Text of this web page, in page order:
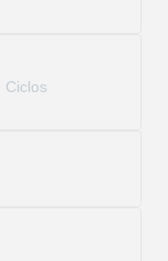
Ciclos